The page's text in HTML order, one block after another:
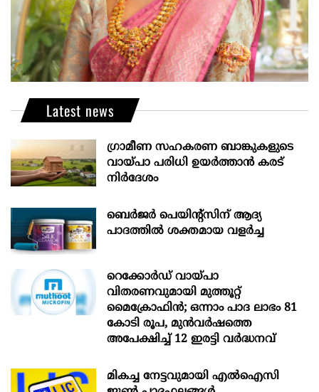
Latest news
ഗ്രാമീണ സഹകരണ ബാങ്കുകളുടെ
വായ്പാ പരിധി ഉയർത്താൻ കരട്
നിർദേശം
ബെർജർ പെയിന്റ്സിന് ആദ്യ
പാദത്തിൽ ശക്തമായ വളർച്ച
റെക്കോർഡ് വായ്പാ
വിതരണവുമായി മുത്തൂറ്റ്
മൈക്രോഫിൻ; ഒന്നാം പാദ ലാഭം 81
കോടി രൂപ, മുൻവർഷത്തെ
അപേക്ഷിച്ച് 12 ഇരട്ടി വർദ്ധനവ്
മികച്ച നേട്ടവുമായി എൽഐസി